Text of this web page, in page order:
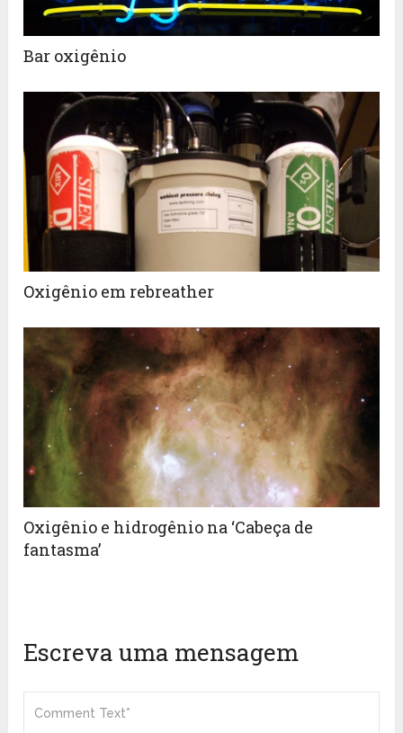
Bar oxigênio
Oxigênio em rebreather
Oxigênio e hidrogênio na ‘Cabeça de
fantasma’
Escreva uma mensagem